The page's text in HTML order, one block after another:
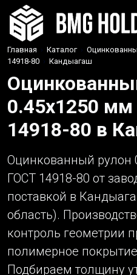
Главная › Каталог ›
14918-80 › Кандыагаш
0.45x1250
14918-80 в
Оцинкованный рулон
ГОСТ 14918-80 от
поставкой в
область).
контроль геометрии
полимерное
Подбираем толщину